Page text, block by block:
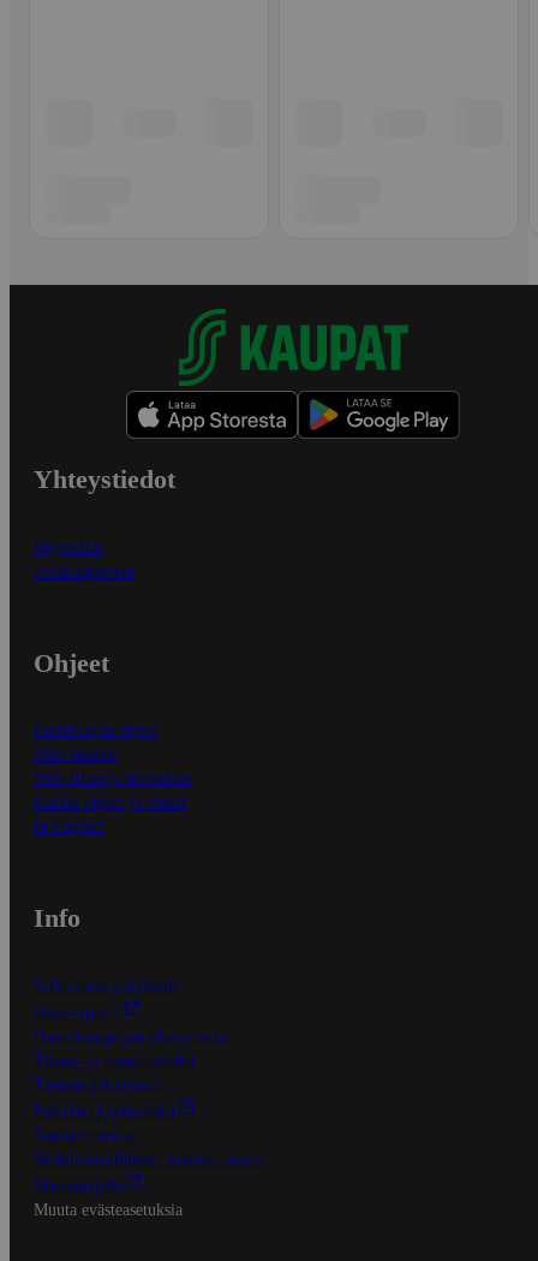
Yhteystiedot
Myymälät
Asiakaspalvelu
Ohjeet
Ensitilaajan ohjeet
Näin maksat
Näin tilaat ja muokkaat
Kaikki ohjeet ja vinkit
In English
Info
S-Business yrityksille
Oiva-raportit
Osuuskauppojen yhteystiedot
Tilaus- ja toimitusehdot
Tietosuojakäytäntö
Palvelun käyttöehdot
Saavutettavuus
Mobiilisovelluksen saavutettavuus
Mainostajalle
Muuta evästeasetuksia